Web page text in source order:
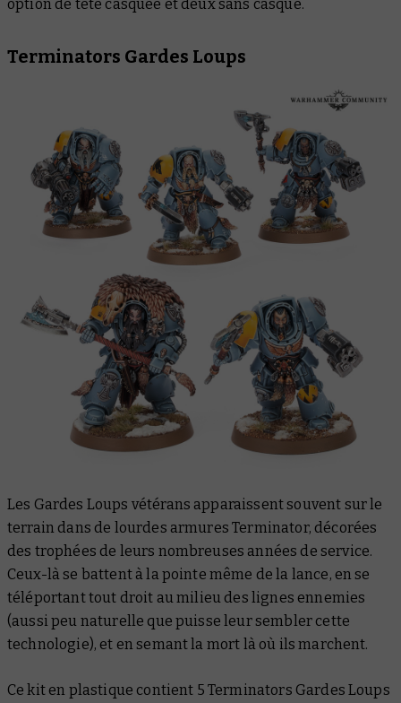
option de tête casquée et deux sans casque.
Terminators Gardes Loups
Les Gardes Loups vétérans apparaissent souvent sur le
terrain dans de lourdes armures Terminator, décorées
des trophées de leurs nombreuses années de service.
Ceux-là se battent à la pointe même de la lance, en se
téléportant tout droit au milieu des lignes ennemies
(aussi peu naturelle que puisse leur sembler cette
technologie), et en semant la mort là où ils marchent.
Ce kit en plastique contient 5 Terminators Gardes Loups